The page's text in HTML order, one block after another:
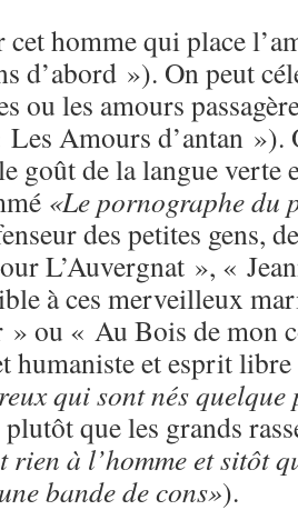
homme qui place
d’abord »). On peut
ou les amours
Amours d’antan »).
goût de la langue verte
«Le pornographe du
des petites gens,
L’Auvergnat », «
à ces merveilleux
» ou « Au Bois de mon
humaniste et esprit
qui sont nés
que les grands
à l’homme et sitôt
bande de cons»).